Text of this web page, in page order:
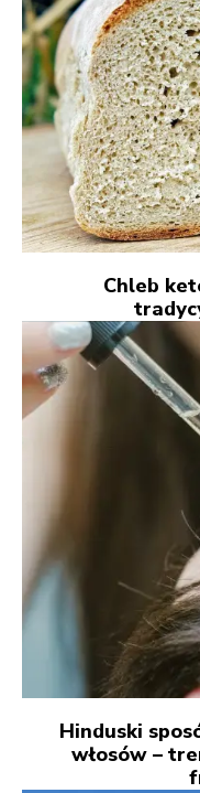
Chleb
Hinduski
włosów –